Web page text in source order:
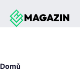
Přejít k hlavnímu
Domů